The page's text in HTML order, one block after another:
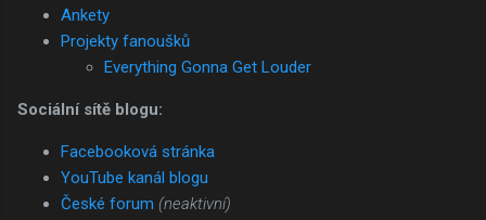
Ankety
Projekty fanoušků
Everything Gonna Get Louder
Sociální sítě blogu:
Facebooková stránka
YouTube kanál blogu
České forum (neaktivní)